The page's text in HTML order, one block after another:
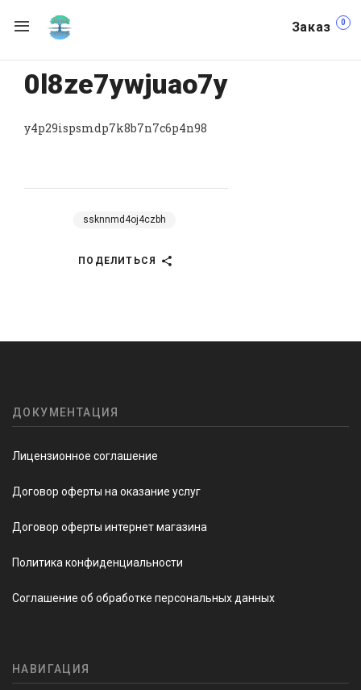
Заказ 0
0l8ze7ywjuao7y
y4p29ispsmdp7k8b7n7c6p4n98
ssknnmd4oj4czbh
ПОДЕЛИТЬСЯ
ДОКУМЕНТАЦИЯ
Лицензионное соглашение
Договор оферты на оказание услуг
Договор оферты интернет магазина
Политика конфиденциальности
Соглашение об обработке персональных данных
НАВИГАЦИЯ